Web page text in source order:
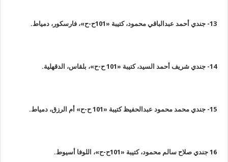
13- جندي أحمد عبدالباقي محمود، كتيبة «101ح-ح»، فارسكور، دمياط .
14- جندي شريف أحمد السيد، كتيبة «101 ح-ح»، بلقاس، الدقهلية .
15- جندي محمد محمود عبدالحفيظ كتيبة «101 ح-ح» أم الرزق، دمياط .
16 جندي صلاح سالم محمود، كتيبة «101ح-ح»، اللوفا أسيوط .